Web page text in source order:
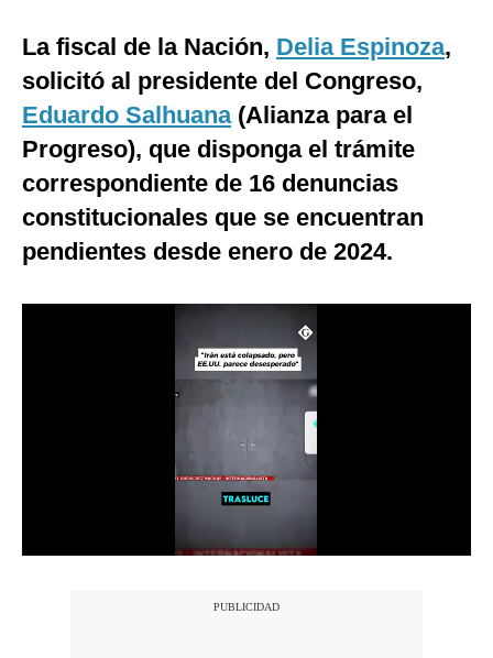
EEUU
México
España
Internacional
Tecnología
Club del Suscriptor
Mix
La fiscal de la Nación, Delia Espinoza,
solicitó al presidente del Congreso,
Eduardo Salhuana(Alianza para el
Progreso), que disponga el trámite
correspondiente de 16 denuncias
constitucionales que se encuentran
pendientes desde enero de 2024.